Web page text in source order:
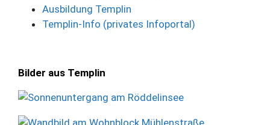
Ausbildung Templin
Templin-Info (privates Infoportal)
Bilder aus Templin